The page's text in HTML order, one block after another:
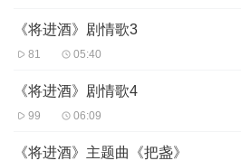
《将进酒》剧情歌3
81 05:40
《将进酒》剧情歌4
99 06:09
《将进酒》主题曲《把盏》